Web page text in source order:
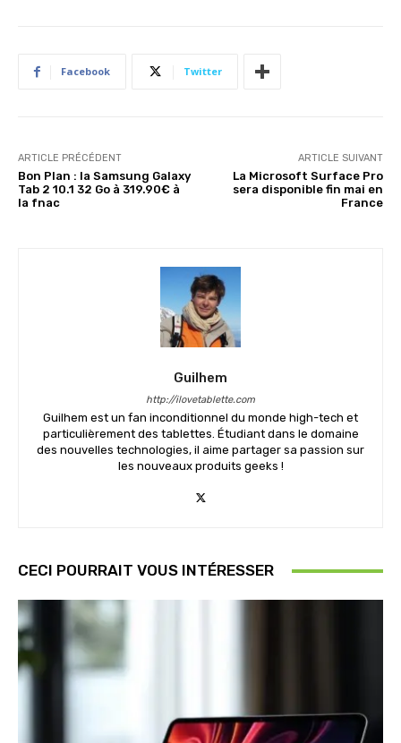
Facebook Twitter
ARTICLE PRÉCÉDENT
Bon Plan : la Samsung Galaxy
Tab 2 10.1 32 Go à 319.90€ à
la fnac
ARTICLE SUIVANT
La Microsoft Surface Pro
sera disponible fin mai en
France
Guilhem
http://ilovetablette.com
Guilhem est un fan inconditionnel du monde high-tech et
particulièrement des tablettes. Étudiant dans le domaine
des nouvelles technologies, il aime partager sa passion sur
les nouveaux produits geeks !
CECI POURRAIT VOUS INTÉRESSER